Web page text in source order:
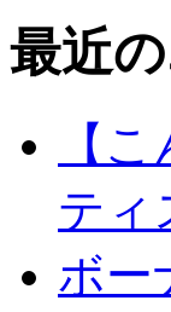
最近
【
ティ
ボー